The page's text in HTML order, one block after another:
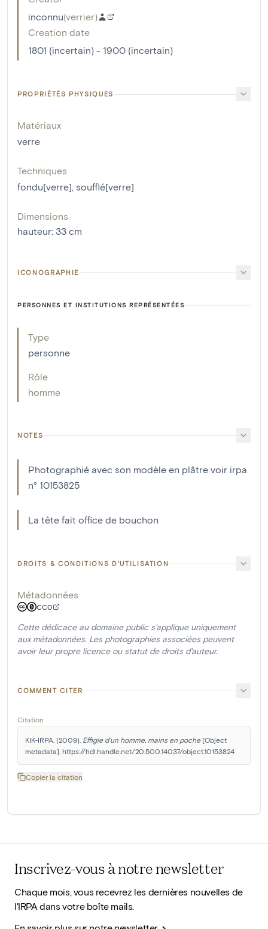
inconnu(verrier)
Creation date
1801 (incertain) - 1900 (incertain)
PROPRIÉTÉS PHYSIQUES
Matériaux
verre
Techniques
fondu[verre], soufflé[verre]
Dimensions
hauteur: 33 cm
ICONOGRAPHIE
PERSONNES ET INSTITUTIONS REPRÉSENTÉES
Type
personne
Rôle
homme
NOTES
Photographié avec son modèle en plâtre voir irpa
n° 10153825
La tête fait office de bouchon
DROITS & CONDITIONS D'UTILISATION
Métadonnées
CC0
Cette dédicace au domaine public s'applique uniquement
aux métadonnées. Les photographies associées peuvent
avoir leur propre licence ou statut de droits d'auteur.
COMMENT CITER
Citation
KIK-IRPA. (2009). Effigie d'un homme, mains en poche [Object
metadata]. https://hdl.handle.net/20.500.14037/object.10153824
Copier la citation
Inscrivez-vous à notre newsletter
Chaque mois, vous recevrez les dernières nouvelles de
l'IRPA dans votre boîte mails.